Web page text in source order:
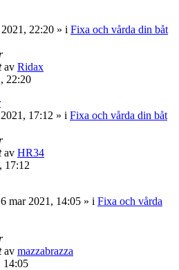
22:20 » i Fixa och vårda din båt
av Ridax
22:20
17:12 » i Fixa och vårda din båt
av HR34
17:12
mar 2021, 14:05 » i Fixa och vårda
av mazzabrazza
14:05